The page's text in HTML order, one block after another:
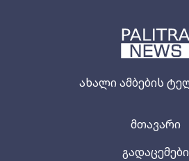
ახალი ამბების
მთავარი
გადაცემები